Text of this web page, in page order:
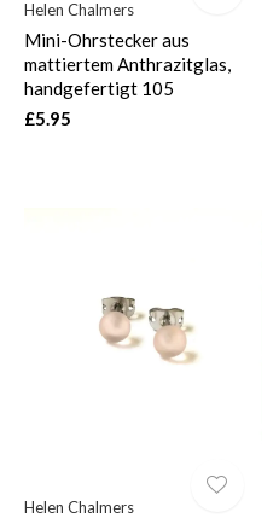
Helen Chalmers
Mini-Ohrstecker aus
mattiertem Anthrazitglas,
handgefertigt 105
£5.95
Helen Chalmers